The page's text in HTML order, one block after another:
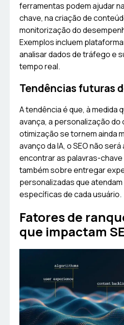
ferramentas podem ajudar
chave, na criação de
monitorização do
Exemplos incluem
analisar dados de tráfego e
tempo real.
Tendências futuras
A tendência é que, à medida
avança, a personalização do
otimização se tornem ainda
avanço da IA, o SEO não
encontrar as palavras-
também sobre entregar
personalizadas que
específicas de cada usuário.
Fatores de
que impactam